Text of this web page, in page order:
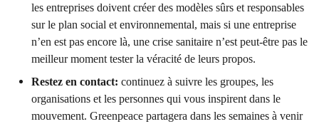
les entreprises doivent créer des modèles sûrs et responsables
sur le plan social et environnemental, mais si une entreprise
n’en est pas encore là, une crise sanitaire n’est peut-être pas le
meilleur moment tester la véracité de leurs propos.
Restez en contact: continuez à suivre les groupes, les
organisations et les personnes qui vous inspirent dans le
mouvement. Greenpeace partagera dans les semaines à venir